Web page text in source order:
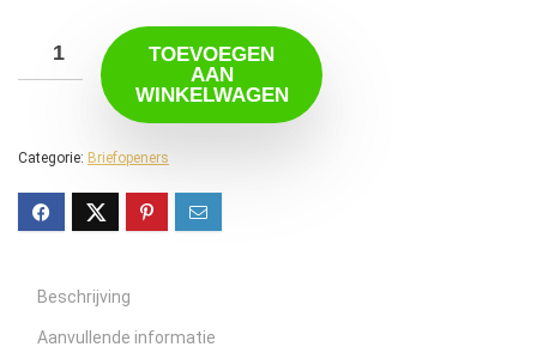
TOEVOEGEN
AAN
WINKELWAGEN
Categorie: Briefopeners
Beschrijving
Aanvullende informatie